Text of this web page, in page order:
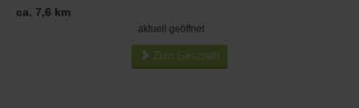
ca. 7,6 km
aktuell geöffnet
Zum Geschäft